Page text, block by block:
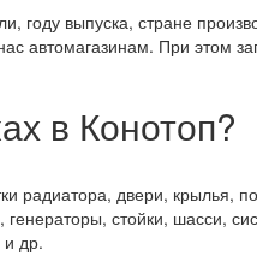
году выпуска, стране
автомагазинам. При этом
в Конотоп?
радиатора, двери, крылья,
генераторы, стойки, шасси,
др.